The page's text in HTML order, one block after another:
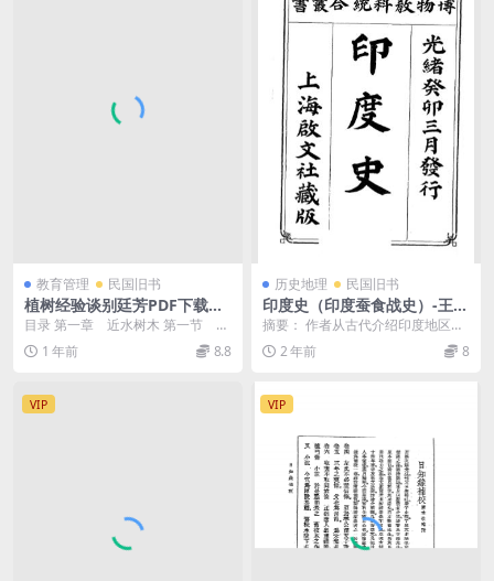
教育管理 民国旧书
植树经验谈别廷芳PDF下载，
植树造林理论
目录 第一章 近水树木 第一节 柳
树 种类 种植 栽培时...
1 年前 8.8
历史地理 民国旧书
印度史（印度蚕食战史）-王本
祥译述-启文社
摘要： 作者从古代介绍印度地区历
史，博物教科统合丛书 截图：
2 年前 8
VIP VIP